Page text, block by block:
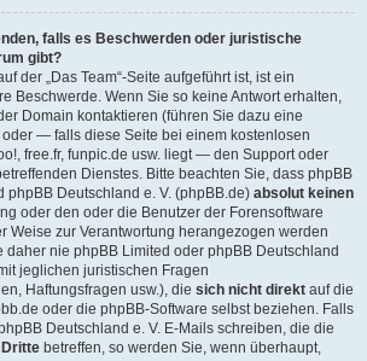
falls es Beschwerden oder juristische
gibt?
der „Das Team“-Seite aufgeführt ist, ist ein
Beschwerde. Wenn Sie so keine Antwort erhalten,
Domain kontaktieren (führen Sie dazu eine
— falls diese Seite bei einem kostenlosen
free.fr, funpic.de usw. liegt — den Support oder
Dienstes. Bitte beachten Sie, dass phpBB
phpBB Deutschland e. V. (phpBB.de) absolut keinen
oder den oder die Benutzer der Forensoftware
Weise zur Verantwortung herangezogen werden
daher nie phpBB Limited oder phpBB Deutschland
jeglichen juristischen Fragen
Haftungsfragen usw.), die sich nicht direkt auf die
oder die phpBB-Software selbst beziehen. Falls
Deutschland e. V. E-Mails schreiben, die die
betreffen, so werden Sie, wenn überhaupt,